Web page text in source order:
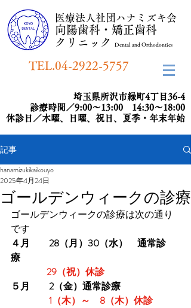
​医療法人社団ハナミズキ会
向陽歯科・矯正歯科
​クリニック
Dental and Orthodontics
TEL.04-2922-5757
埼玉県所沢市緑町4丁目36-4
診療時間／9:00～13:00 14:30～18:00
​休診日／木曜、日曜、祝日、夏季・年末年始
記事
ゴールデンウィークの診療
hanamizukikaikouyo
2025年4月24日
ゴールデンウィークの診療は次の通り
です
４月
28（月）30（水）　通常診
療
29（祝）休診
５月
2（金）通常診療
1（木）～　8（木）休診